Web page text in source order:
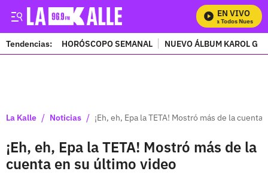
EN VIVO
Mira Todos Nuestros
Tendencias: HORÓSCOPO SEMANAL NUEVO ÁLBUM KAROL G
La Kalle / Noticias / ¡Eh, eh, Epa la TETA! Mostró más de la
¡Eh, eh, Epa la TETA! Mostró más de la
cuenta en su último video